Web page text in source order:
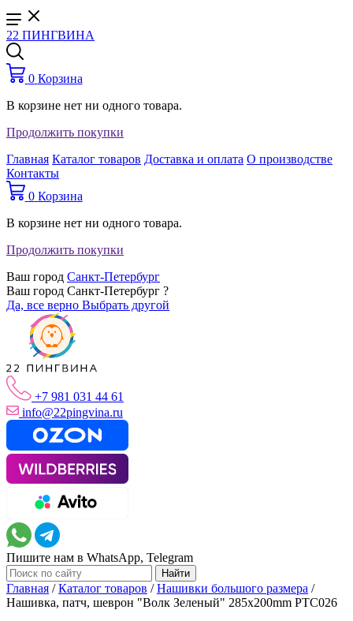
22 ПИНГВИНА
0 Корзина
В корзине нет ни одного товара.
Продолжить покупки
Главная Каталог товаров Доставка и оплата О производстве
Контакты
0 Корзина
В корзине нет ни одного товара.
Продолжить покупки
Ваш город Санкт-Петербург
Ваш город Санкт-Петербург ?
Да, все верно Выбрать другой
+7 981 031 44 61
info@22pingvina.ru
Пишите нам в WhatsApp, Telegram
Главная /Каталог товаров /Нашивки большого размера /
Нашивка, патч, шеврон "Волк Зеленый" 285x200mm PTC026